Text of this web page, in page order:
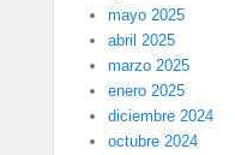
mayo 2025
abril 2025
marzo 2025
enero 2025
diciembre 2024
octubre 2024